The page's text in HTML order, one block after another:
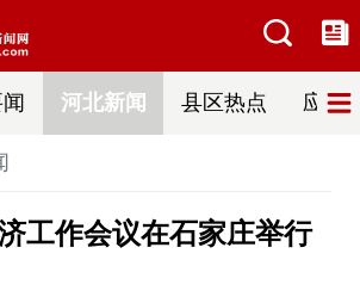
河北新闻 县区热点 应急
工作会议在石家庄举行